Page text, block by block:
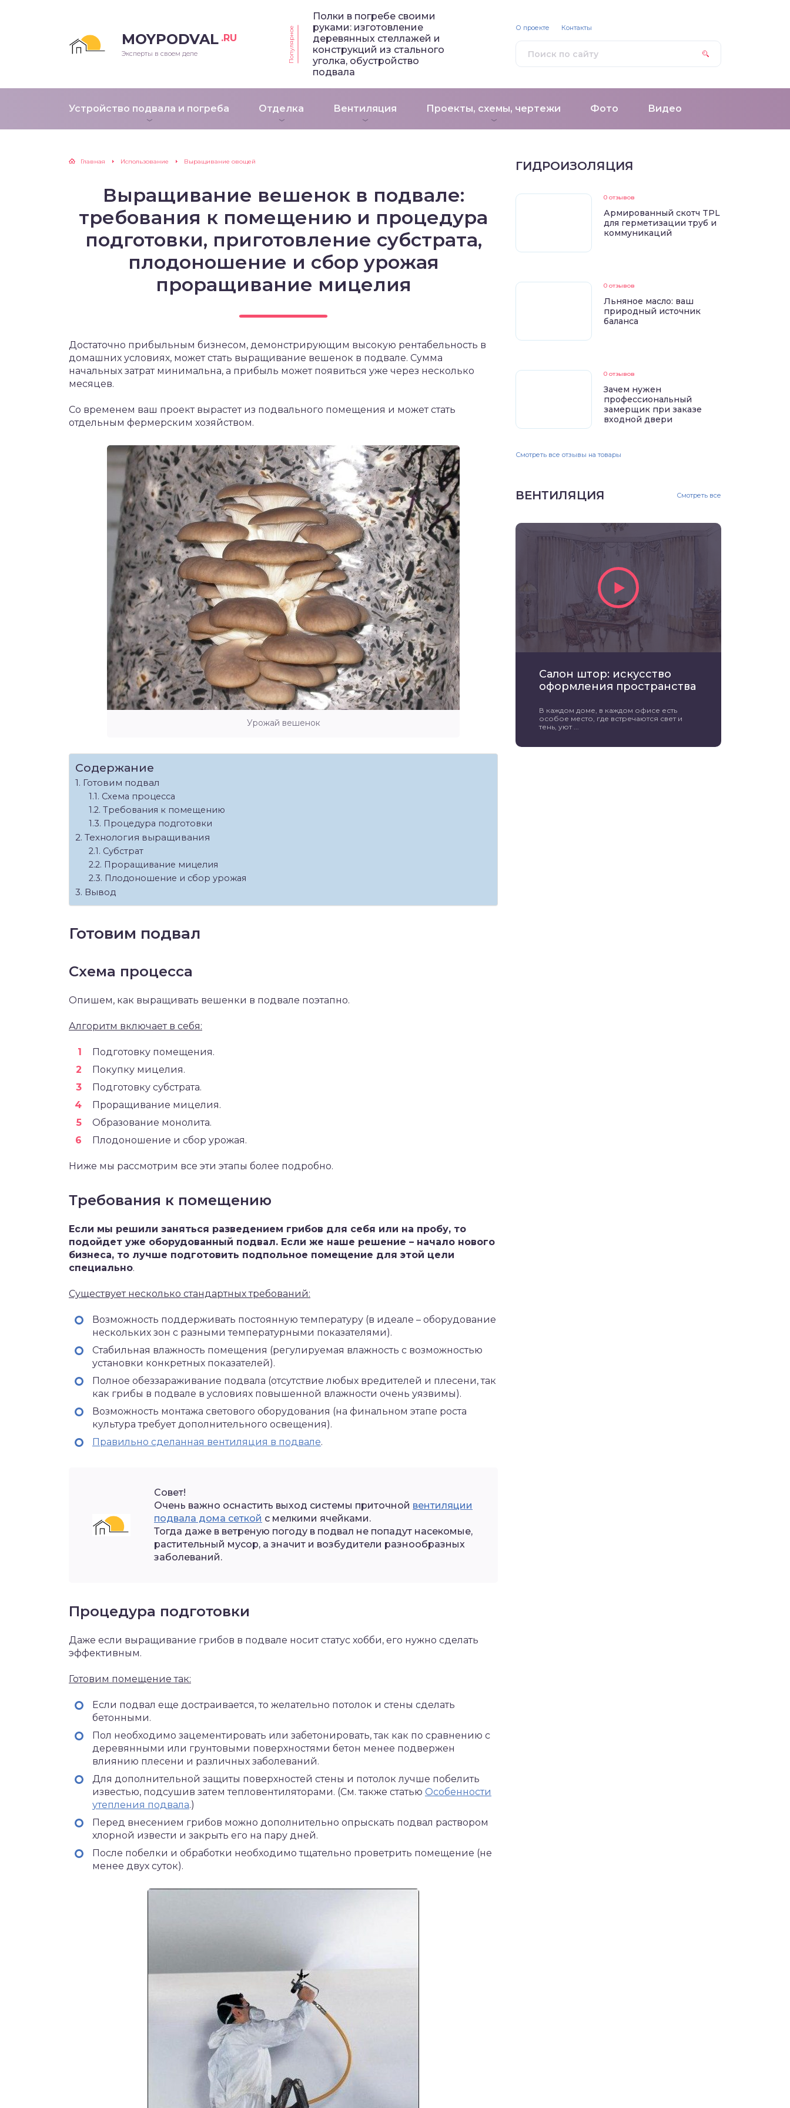
MOYPODVAL .RU
Эксперты в своем деле Популярное
Полки в погребе своими
руками: изготовление
деревянных стеллажей и
конструкций из стального
уголка, обустройство
подвала
Устройство подвала и погреба Отделка Вентиляция Проекты, схемы, чертежи Фото Видео
О проекте Контакты
Главная Использование Выращивание овощей
Выращивание вешенок в подвале:
требования к помещению и процедура
подготовки, приготовление субстрата,
плодоношение и сбор урожая
проращивание мицелия
Достаточно прибыльным бизнесом, демонстрирующим высокую рентабельность в
домашних условиях, может стать выращивание вешенок в подвале. Сумма
начальных затрат минимальна, а прибыль может появиться уже через несколько
месяцев.
Со временем ваш проект вырастет из подвального помещения и может стать
отдельным фермерским хозяйством.
Урожай вешенок
Содержание
Готовим подвал
Схема процесса
Требования к помещению
Процедура подготовки
Технология выращивания
Субстрат
Проращивание мицелия
Плодоношение и сбор урожая
Вывод
Готовим подвал
Схема процесса
Опишем, как выращивать вешенки в подвале поэтапно.
Алгоритм включает в себя:
Подготовку помещения.
Покупку мицелия.
Подготовку субстрата.
Проращивание мицелия.
Образование монолита.
Плодоношение и сбор урожая.
Ниже мы рассмотрим все эти этапы более подробно.
Требования к помещению
Если мы решили заняться разведением грибов для себя или на пробу, то
подойдет уже оборудованный подвал. Если же наше решение – начало нового
бизнеса, то лучше подготовить подпольное помещение для этой цели
специально.
Существует несколько стандартных требований:
Возможность поддерживать постоянную температуру (в идеале – оборудование
нескольких зон с разными температурными показателями).
Стабильная влажность помещения (регулируемая влажность с возможностью
установки конкретных показателей).
Полное обеззараживание подвала (отсутствие любых вредителей и плесени, так
как грибы в подвале в условиях повышенной влажности очень уязвимы).
Возможность монтажа светового оборудования (на финальном этапе роста
культура требует дополнительного освещения).
Правильно сделанная вентиляция в подвале.
Совет!
Очень важно оснастить выход системы приточной вентиляции
подвала дома сеткой с мелкими ячейками.
Тогда даже в ветреную погоду в подвал не попадут насекомые,
растительный мусор, а значит и возбудители разнообразных
заболеваний.
Процедура подготовки
Даже если выращивание грибов в подвале носит статус хобби, его нужно сделать
эффективным.
Готовим помещение так:
Если подвал еще достраивается, то желательно потолок и стены сделать
бетонными.
Пол необходимо зацементировать или забетонировать, так как по сравнению с
деревянными или грунтовыми поверхностями бетон менее подвержен
влиянию плесени и различных заболеваний.
Для дополнительной защиты поверхностей стены и потолок лучше побелить
известью, подсушив затем тепловентиляторами. (См. также статью Особенности
утепления подвала.)
Перед внесением грибов можно дополнительно опрыскать подвал раствором
хлорной извести и закрыть его на пару дней.
После побелки и обработки необходимо тщательно проветрить помещение (не
менее двух суток).
ГИДРОИЗОЛЯЦИЯ
0 отзывов
Армированный скотч TPL
для герметизации труб и
коммуникаций
0 отзывов
Льняное масло: ваш
природный источник
баланса
0 отзывов
Зачем нужен
профессиональный
замерщик при заказе
входной двери
Смотреть все отзывы на товары
ВЕНТИЛЯЦИЯ Смотреть все
Салон штор: искусство
оформления пространства
В каждом доме, в каждом офисе есть
особое место, где встречаются свет и
тень, уют ...